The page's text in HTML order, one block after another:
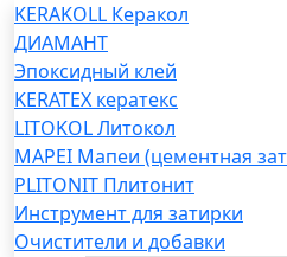
KERAKOLL Керакол
ДИАМАНТ
Эпоксидный клей
KERATEX кератекс
LITOKOL Литокол
MAPEI Мапеи (цементная
PLITONIT Плитонит
Инструмент для затирки
Очистители и добавки